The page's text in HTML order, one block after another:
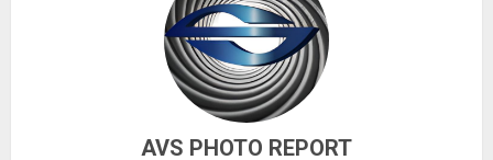
AVS PHOTO REPORT